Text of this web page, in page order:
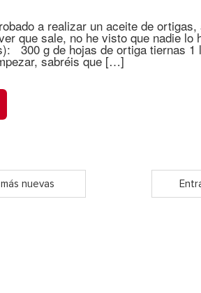
a realizar un aceite de
que sale, no he visto que nadie
300 g de hojas de ortiga tiernas 1
sabréis que […]
nuevas